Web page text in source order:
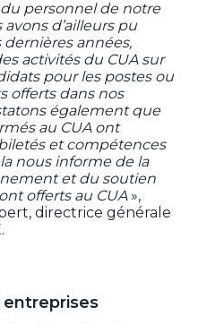
du personnel de notre
d’ailleurs pu
dernières années,
activités du CUA sur
pour les postes ou
offerts dans nos
également que
au CUA ont
et compétences
nous informe de la
et du soutien
offerts au CUA»,
directrice générale
entreprises